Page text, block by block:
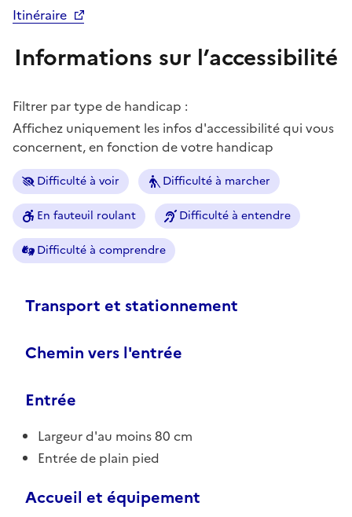
Itinéraire
Informations sur l’accessibilité
Filtrer par type de handicap :
Affichez uniquement les infos d'accessibilité qui vous
concernent, en fonction de votre handicap
Difficulté à voir Difficulté à marcher
En fauteuil roulant Difficulté à entendre
Difficulté à comprendre
Transport et stationnement
Chemin vers l'entrée
Entrée
Largeur d'au moins 80 cm
Entrée de plain pied
Accueil et équipement